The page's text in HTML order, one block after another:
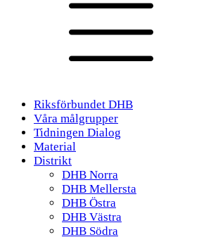
Riksförbundet DHB
Våra målgrupper
Tidningen Dialog
Material
Distrikt
DHB Norra
DHB Mellersta
DHB Östra
DHB Västra
DHB Södra